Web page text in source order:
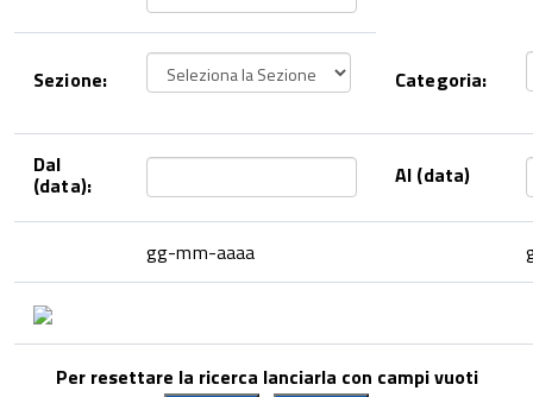
Sezione: Categoria:
Dal
(data): Al (data)
gg-mm-aaaa
Per resettare la ricerca lanciarla con campi vuoti